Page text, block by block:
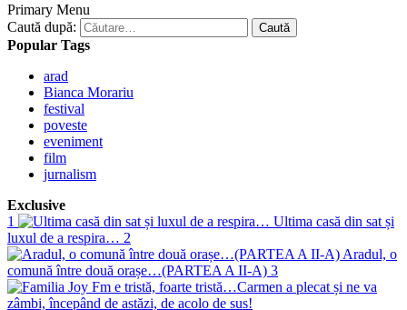
Primary Menu
Caută după:
Popular Tags
arad
Bianca Morariu
festival
poveste
eveniment
film
jurnalism
Exclusive
1
Ultima casă din sat și
luxul de a respira… 2
Aradul, o
comună între două orașe…(PARTEA A II-A) 3